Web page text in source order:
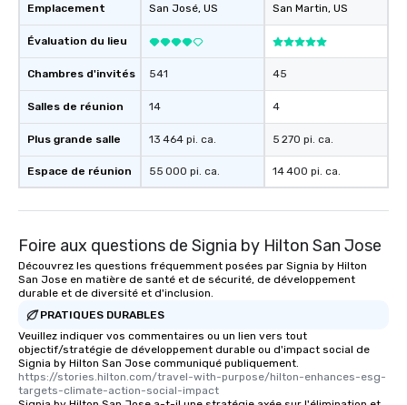
Emplacement
Évaluation du lieu
Chambres d'invités
Salles de réunion
Plus grande salle
Espace de réunion
San José, US
541
14
13 464 pi. ca.
55 000 pi. ca.
San Martin, US
45
4
5 270 pi. ca.
14 400 pi. ca.
Foire aux questions de Signia by Hilton San Jose
Découvrez les questions fréquemment posées par Signia by Hilton
San Jose en matière de santé et de sécurité, de développement
durable et de diversité et d'inclusion.
PRATIQUES DURABLES
Veuillez indiquer vos commentaires ou un lien vers tout
objectif/stratégie de développement durable ou d'impact social de
Signia by Hilton San Jose communiqué publiquement.
https://stories.hilton.com/travel-with-purpose/hilton-enhances-esg-
targets-climate-action-social-impact